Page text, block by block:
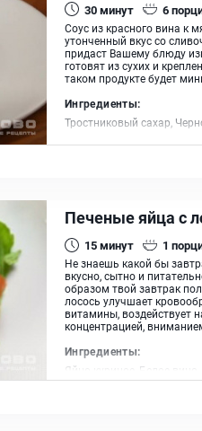
30минут 6
Соус из красного вина к
утонченный вкус со
придаст Вашему блюду
готовят из сухих и
таком продукте будет
Ингредиенты:
Тростниковый сахар,
Печеные яйца с
15минут 1
Не знаешь какой бы
вкусно, сытно и
образом твой завтрак
лосось улучшает
витамины, воздействует
концентрацией,
Ингредиенты:
Яйцо куриное, Белое